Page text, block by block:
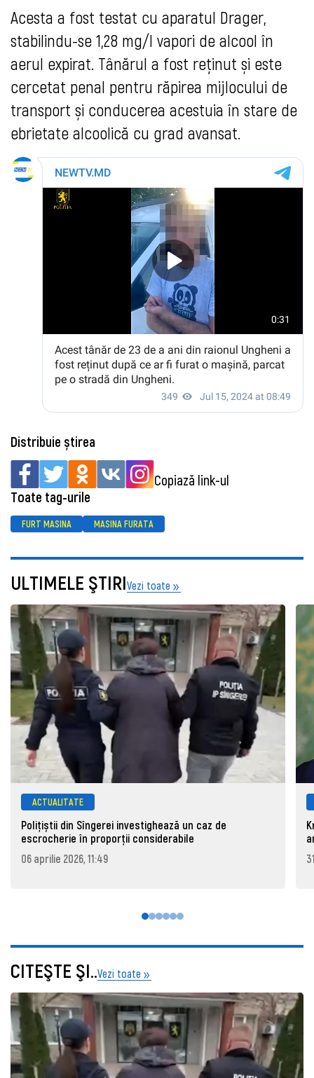
Acesta a fost testat cu aparatul Drager,
stabilindu-se 1,28 mg/l vapori de alcool în
aerul expirat. Tânărul a fost reținut și este
cercetat penal pentru răpirea mijlocului de
transport și conducerea acestuia în stare de
ebrietate alcoolică cu grad avansat.
Distribuie știrea
Copiază link-ul
Toate tag-urile
FURT MASINA MASINA FURATA
ULTIMELE ŞTIRIVezi toate
ACTUALITATE
Polițiștii din Sîngerei investighează un caz de
escrocherie în proporții considerabile
06 aprilie 2026, 11:49
CITEŞTE ŞI..Vezi toate